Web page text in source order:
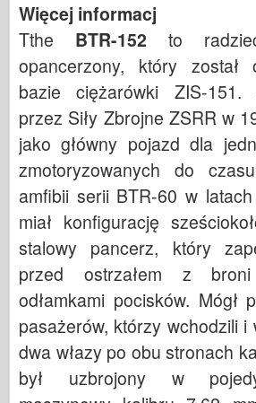
Więcej informacji:
Tthe BTR-152 to
opancerzony, który został
bazie ciężarówki ZIS-151.
przez Siły Zbrojne ZSRR w
jako główny pojazd dla
zmotoryzowanych do
amfibii serii BTR-60 w
miał konfigurację
stalowy pancerz, który
przed ostrzałem z
odłamkami pocisków. Mógł
pasażerów, którzy wchodzili i
dwa włazy po obu stronach
był uzbrojony w